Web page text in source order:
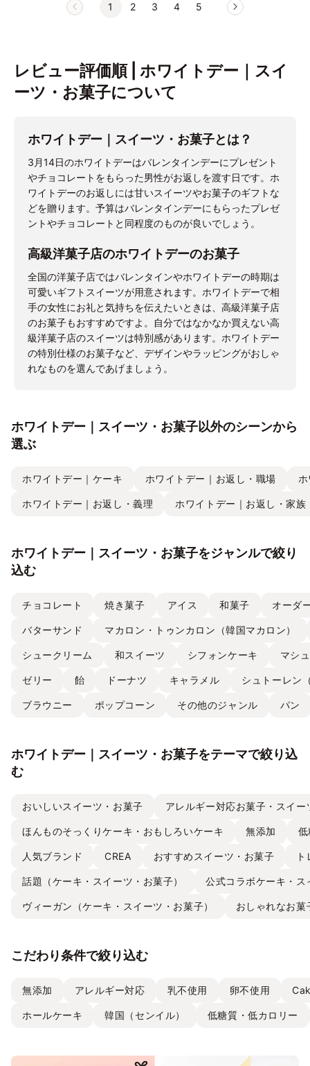
1 2 3 4 5
レビュー評価順 | ホワイトデー｜スイ
ーツ・お菓子について
ホワイトデー｜スイーツ・お菓子とは？
3月14日のホワイトデーはバレンタインデーにプレゼント
やチョコレートをもらった男性がお返しを渡す日です。ホ
ワイトデーのお返しには甘いスイーツやお菓子のギフトな
どを贈ります。予算はバレンタインデーにもらったプレゼ
ントやチョコレートと同程度のものが良いでしょう。
高級洋菓子店のホワイトデーのお菓子
全国の洋菓子店ではバレンタインやホワイトデーの時期は
可愛いギフトスイーツが用意されます。ホワイトデーで相
手の女性にお礼と気持ちを伝えたいときは、高級洋菓子店
のお菓子もおすすめですよ。自分ではなかなか買えない高
級洋菓子店のスイーツは特別感があります。ホワイトデー
の特別仕様のお菓子など、デザインやラッピングがおしゃ
れなものを選んであげましょう。
ホワイトデー｜スイーツ・お菓子以外のシーンから
選ぶ
ホワイトデー｜ケーキ ホワイトデー｜お返し・職場
ホワイトデー｜お返し・義理 ホワイトデー｜お返し・家族
ホワイトデー｜スイーツ・お菓子をジャンルで絞り
込む
チョコレート 焼き菓子 アイス 和菓子 オーダ
バターサンド マカロン・トゥンカロン（韓国マカロン）
シュークリーム 和スイーツ シフォンケーキ マシ
ゼリー 飴 ドーナツ キャラメル シュトーレン
ブラウニー ポップコーン その他のジャンル パン
ホワイトデー｜スイーツ・お菓子をテーマで絞り込
む
おいしいスイーツ・お菓子 アレルギー対応お菓子・スイー
ほんものそっくりケーキ・おもしろいケーキ 無添加
人気ブランド CREA おすすめスイーツ・お菓子
話題（ケーキ・スイーツ・お菓子） 公式コラボケーキ・ス
ヴィーガン（ケーキ・スイーツ・お菓子） おしゃれなお菓
こだわり条件で絞り込む
無添加 アレルギー対応 乳不使用 卵不使用
ホールケーキ 韓国（センイル） 低糖質・低カロリー